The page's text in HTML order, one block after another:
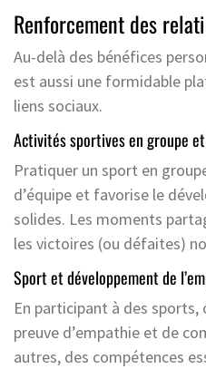
Renforcement des
Au-delà des bénéfices
est aussi une formidable
liens sociaux.
Activités sportives en groupe
Pratiquer un sport en
d’équipe et favorise le
solides. Les moments
les victoires (ou défaites)
Sport et développement de
En participant à des sports,
preuve d’empathie et de
autres, des compétences